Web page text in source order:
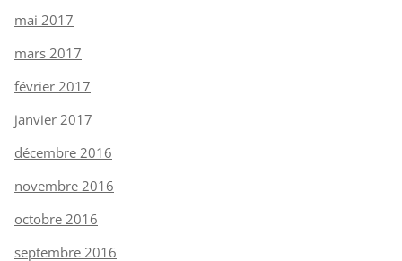
mai 2017
mars 2017
février 2017
janvier 2017
décembre 2016
novembre 2016
octobre 2016
septembre 2016